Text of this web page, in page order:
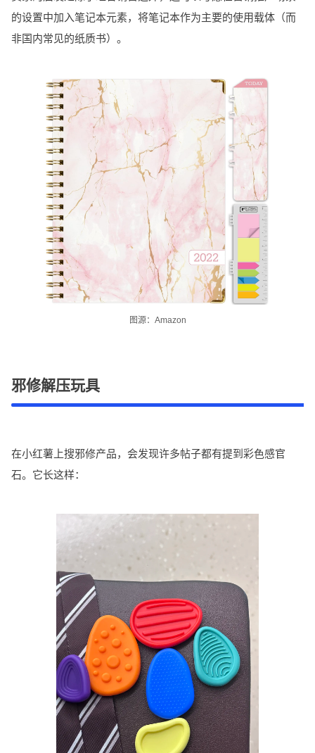
的设置中加入笔记本元素，将笔记本作为主要的使用载体（而
非国内常见的纸质书）。
图源：Amazon
邪修解压玩具
在小红薯上搜邪修产品，会发现许多帖子都有提到彩色感官
石。它长这样：